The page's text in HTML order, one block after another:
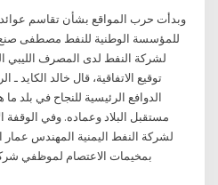
وبدأت حرب المواقع بشأن تقاسم
للمؤسسة الوطنية للنفط مصطفى صنع
لشركة النفط لدى المصرف الليبي
توقيع الاتفاقية، قال خالد الكايد
الدوافع الرئيسية للنجاح في بلد
مستقبل البلاد وعماده. وفي الوقفة
لشركة النفط اليمنية المهندس عمار
بمخيمات الاعتصام لموظفي